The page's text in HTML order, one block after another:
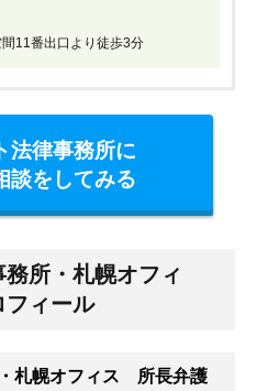
11番出口より徒歩3分
法律事務所に
談をしてみる
所・札幌オフィ
ィール
札幌オフィス 所長弁護